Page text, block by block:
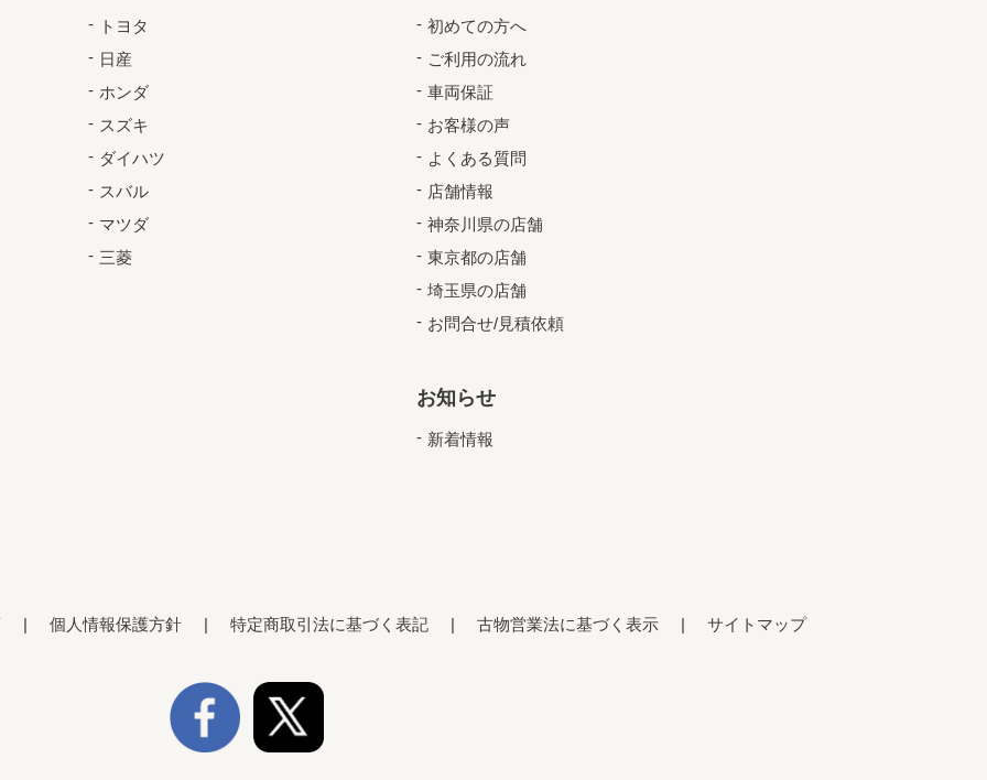
トヨタ
日産
ホンダ
スズキ
ダイハツ
スバル
マツダ
三菱
初めての方へ
ご利用の流れ
車両保証
お客様の声
よくある質問
店舗情報
神奈川県の店舗
東京都の店舗
埼玉県の店舗
お問合せ/見積依頼
お知らせ
新着情報
個人情報保護方針 特定商取引法に基づく表記 古物営業法に基づく表示 サイトマップ